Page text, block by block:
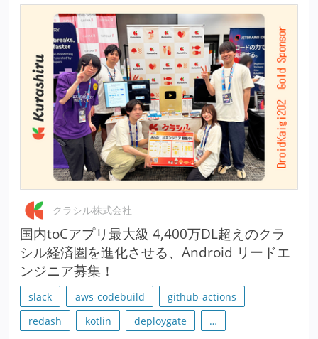
クラシル株式会社
国内toCアプリ最大級 4,400万DL超えのクラ
シル経済圏を進化させる、Android リードエ
ンジニア募集！
slack aws-codebuild
github-actions
redash
kotlin deploygate …